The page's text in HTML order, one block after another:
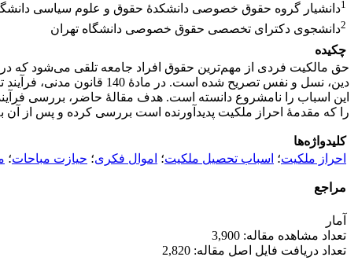
1دانشیار گروه حقوق خصوصی دانشکدۀ حقوق و علوم سیاسی
2دانشجوی دکترای تخصصی حقوق خصوصی دانشگاه تهران
چکیده
حق مالکیت فردی از مهم‌ترین حقوق افراد جامعه تلقی می‌شود که
دین، نسل و نفس تصریح
را که مقدمۀ احراز ملکیت پدیدآورنده است بررسی کرده و پس از
کلیدواژه‌ها
احراز ملکیت؛ اسباب تحصیل ملکیت؛ اموال فکری؛ حیازت مباحات؛
مراجع
آمار
تعداد مشاهده مقاله: 3,900
تعداد دریافت فایل اصل مقاله: 2,820